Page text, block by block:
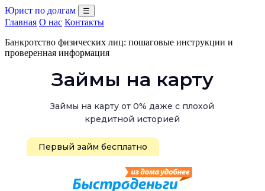
Юрист по долгам ☰
Главная О нас Контакты
Банкротство физических лиц: пошаговые инструкции и
проверенная информация
Займы на карту
Займы на карту от 0% даже с плохой
кредитной историей
Первый займ бесплатно